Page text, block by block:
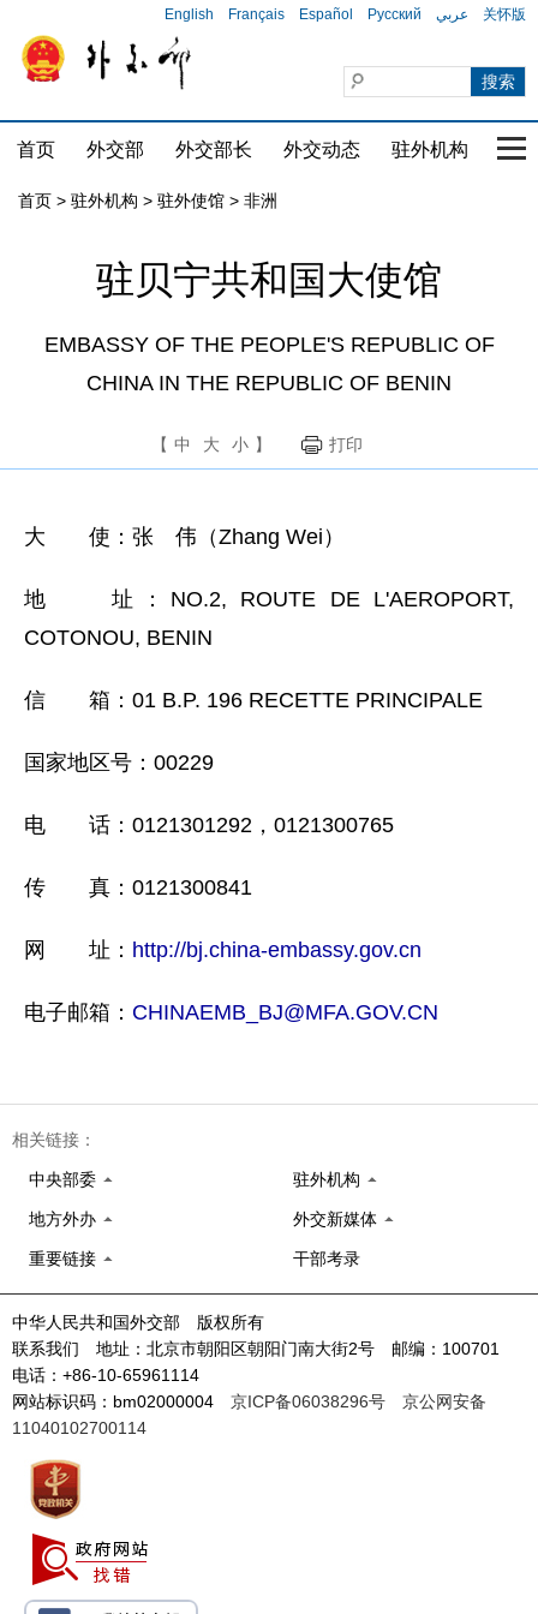
English Français Español Русский عربي 关怀版
首页 外交部 外交部长 外交动态 驻外机构 国
首页 > 驻外机构 > 驻外使馆 > 非洲
驻贝宁共和国大使馆
EMBASSY OF THE PEOPLE'S REPUBLIC OF
CHINA IN THE REPUBLIC OF BENIN
【 中 大 小 】 打印
大 使：张 伟（Zhang Wei）
地 址：NO.2, ROUTE DE L'AEROPORT,
COTONOU, BENIN
信 箱：01 B.P. 196 RECETTE PRINCIPALE
国家地区号：00229
电 话：0121301292，0121300765
传 真：0121300841
网 址： http://bj.china-embassy.gov.cn
电子邮箱： CHINAEMB_BJ@MFA.GOV.CN
相关链接：
中央部委 驻外机构
地方外办 外交新媒体
重要链接 干部考录
中华人民共和国外交部 版权所有
联系我们 地址：北京市朝阳区朝阳门南大街2号 邮编：100701
电话：+86-10-65961114
网站标识码：bm02000004 京ICP备06038296号
京公网安备
11040102700114